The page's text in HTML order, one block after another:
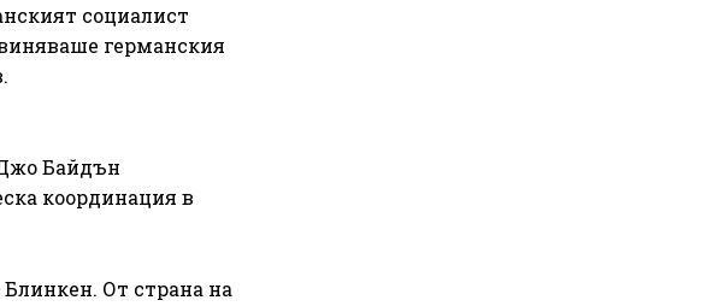
социалист
германския
Байдън
координация в
От страна на